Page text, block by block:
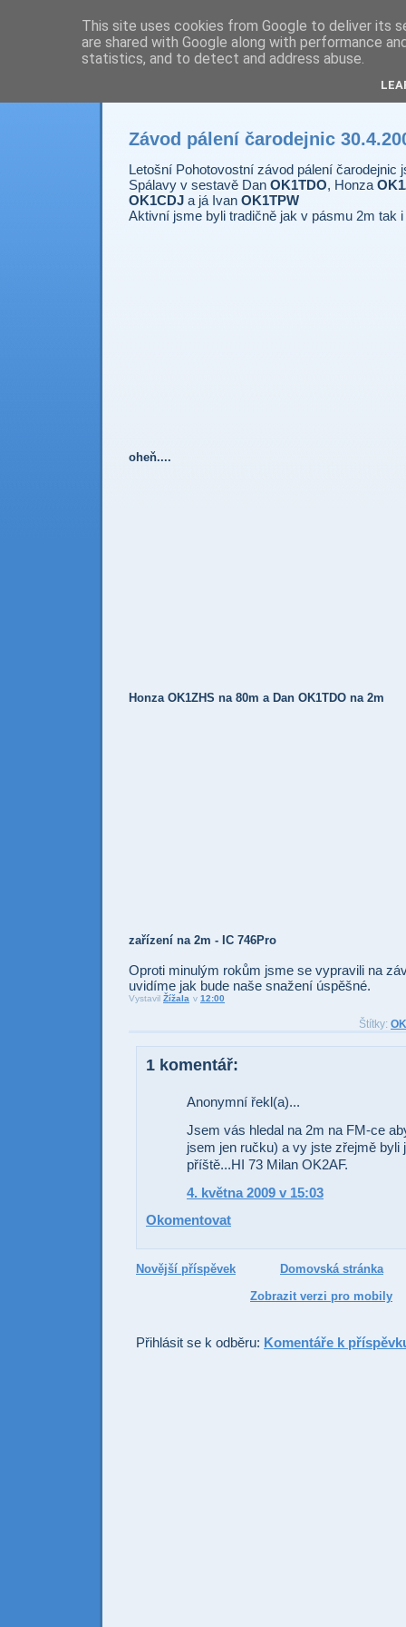
Prdec - Pardubice
Závod pálení čarodejnic
Letošní Pohotovostní závod pálení čarodejnic
Spálavy v sestavě Dan OK1TDO, Honza
OK1CDJ a já Ivan OK1TPW
Aktivní jsme byli tradičně jak v pásmu 2m tak
oheň....
Honza OK1ZHS na 80m a Dan OK1TDO na 2m
zařízení na 2m - IC 746Pro
Oproti minulým rokům jsme se vypravili na
uvidíme jak bude naše snažení úspěšné.
Vystavil Žížala v 12:00
Štítky:
1 komentář:
Anonymní řekl(a)...
Jsem vás hledal na 2m na FM-ce
jsem jen ručku) a vy jste zřejmě byli
příště...HI 73 Milan OK2AF.
4. května 2009 v 15:03
Okomentovat
Novější příspěvek
Domovská stránka
Zobrazit verzi pro mobily
Přihlásit se k odběru: Komentáře k
This site uses cookies from Google to deliver its
are shared with Google along with performance
statistics, and to detect and address abuse.